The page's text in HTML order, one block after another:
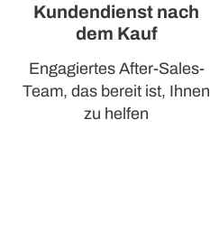
Kundendienst nach
dem Kauf
Engagiertes After-Sales-
Team, das bereit ist, Ihnen
zu helfen